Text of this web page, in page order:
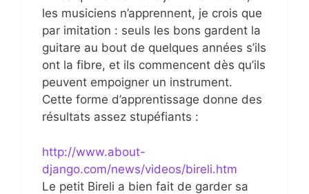
les musiciens n’apprennent, je crois que
par imitation : seuls les bons gardent la
guitare au bout de quelques années s’ils
ont la fibre, et ils commencent dès qu’ils
peuvent empoigner un instrument.
Cette forme d’apprentissage donne des
résultats assez stupéfiants :
http://www.about-
django.com/news/videos/bireli.htm
Le petit Bireli a bien fait de garder sa